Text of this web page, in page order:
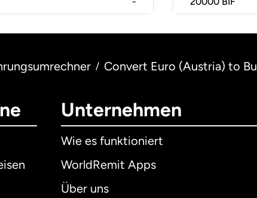
/ Convert Euro (Austria) to
Unternehmen
Wie es funktioniert
WorldRemit Apps
Über uns